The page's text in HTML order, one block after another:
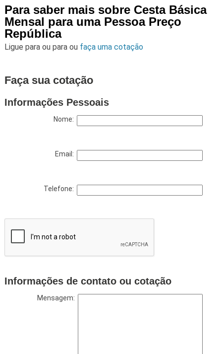
Para saber mais sobre Cesta Básica
Mensal para uma Pessoa Preço
República
Ligue para ou para ou faça uma cotação
Faça sua cotação
Informações Pessoais
Nome:
Email:
Telefone:
Informações de contato ou cotação
Mensagem: